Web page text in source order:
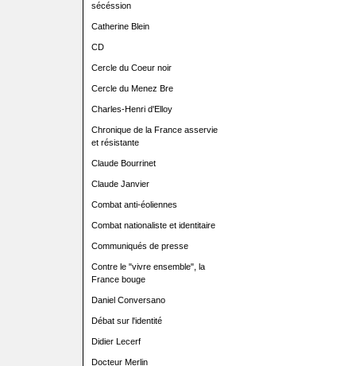
sécéssion
Catherine Blein
CD
Cercle du Coeur noir
Cercle du Menez Bre
Charles-Henri d'Elloy
Chronique de la France asservie
et résistante
Claude Bourrinet
Claude Janvier
Combat anti-éoliennes
Combat nationaliste et identitaire
Communiqués de presse
Contre le "vivre ensemble", la
France bouge
Daniel Conversano
Débat sur l'identité
Didier Lecerf
Docteur Merlin